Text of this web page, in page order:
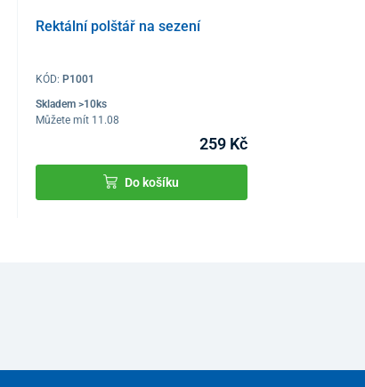
Rektální polštář na sezení
KÓD: P1001
Skladem >10ks
Můžete mít 11.08
259 Kč
Do košíku